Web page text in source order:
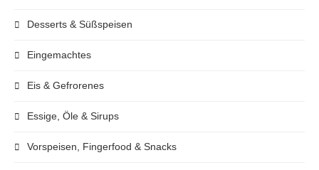
Desserts & Süßspeisen
Eingemachtes
Eis & Gefrorenes
Essige, Öle & Sirups
Vorspeisen, Fingerfood & Snacks